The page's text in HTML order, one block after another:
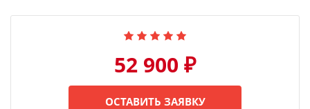
52 900 ₽
ОСТАВИТЬ ЗАЯВКУ